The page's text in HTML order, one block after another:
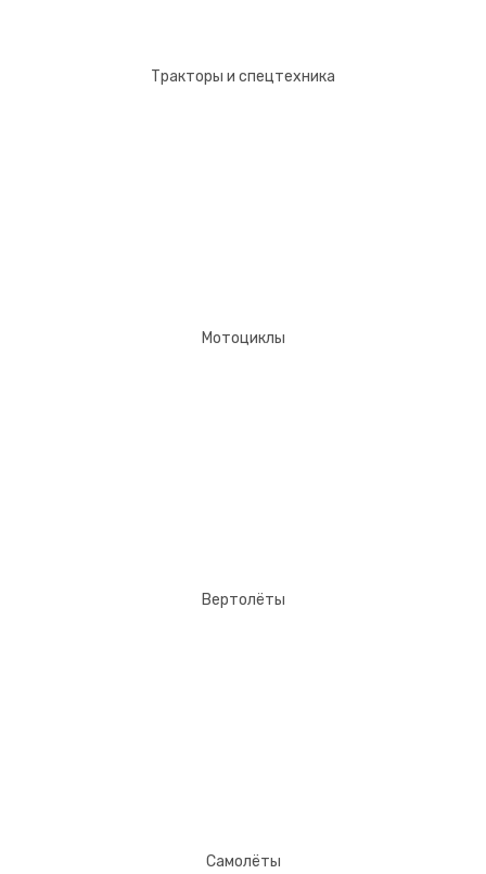
Тракторы и спецтехника
Мотоциклы
Вертолёты
Самолёты